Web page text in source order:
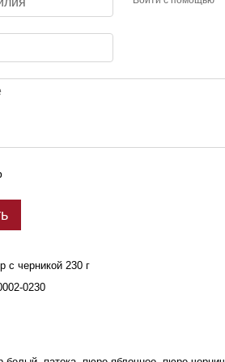
с черникой 230 г
0230